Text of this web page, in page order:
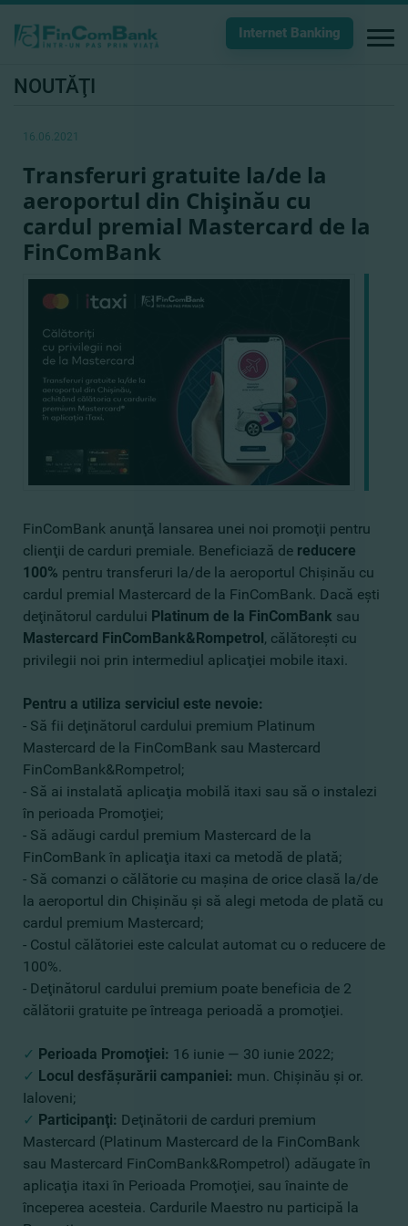
Internet Banking
NOUTĂŢI
16.06.2021
Transferuri gratuite la/de la
aeroportul din Chişinău cu
cardul premial Mastercard de la
FinComBank
FinComBank anunţă lansarea unei noi promoţii pentru
clienţii de carduri premiale. Beneficiază de reducere
100% pentru transferuri la/de la aeroportul Chişinău cu
cardul premial Mastercard de la FinComBank. Dacă eşti
deţinătorul cardului Platinum de la FinComBank sau
Mastercard FinComBank&Rompetrol, călătoreşti cu
privilegii noi prin intermediul aplicaţiei mobile itaxi.
Pentru a utiliza serviciul este nevoie:
- Să fii deţinătorul cardului premium Platinum
Mastercard de la FinComBank sau Mastercard
FinComBank&Rompetrol;
- Să ai instalată aplicaţia mobilă itaxi sau să o instalezi
în perioada Promoţiei;
- Să adăugi cardul premium Mastercard de la
FinComBank în aplicaţia itaxi ca metodă de plată;
- Să comanzi o călătorie cu maşina de orice clasă la/de
la aeroportul din Chişinău şi să alegi metoda de plată cu
cardul premium Mastercard;
- Costul călătoriei este calculat automat cu o reducere de
100%.
- Deţinătorul cardului premium poate beneficia de 2
călătorii gratuite pe întreaga perioadă a promoţiei.
✓ Perioada Promoţiei: 16 iunie — 30 iunie 2022;
✓ Locul desfăşurării campaniei: mun. Chişinău şi or.
Ialoveni;
✓ Participanţi: Deţinătorii de carduri premium
Mastercard (Platinum Mastercard de la FinComBank
sau Mastercard FinComBank&Rompetrol) adăugate în
aplicaţia itaxi în Perioada Promoţiei, sau înainte de
începerea acesteia. Cardurile Maestro nu participă la